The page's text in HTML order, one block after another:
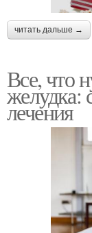
читать дальше →
Все, что
желудка:
лечения